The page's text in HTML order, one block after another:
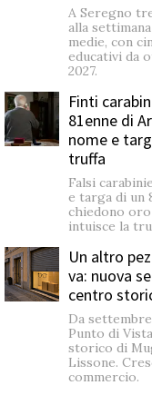
A Seregno
alla
medie, con
educativi da
2027.
Finti
81enne di
nome e
truffa
Falsi
e targa di un
chiedono
intuisce la
Un altro
va: nuova
centro
Da
Punto di
storico di
Lissone.
commercio.